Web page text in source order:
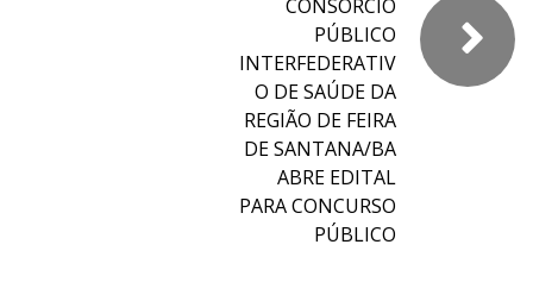
CONSÓRCIO
PÚBLICO
INTERFEDERATIV
O DE SAÚDE DA
REGIÃO DE FEIRA
DE SANTANA/BA
ABRE EDITAL
PARA CONCURSO
PÚBLICO